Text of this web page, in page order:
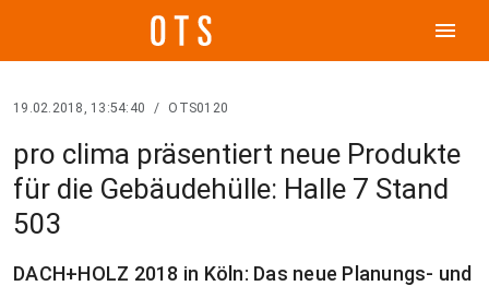
menu
19.02.2018, 13:54:40 / OTS0120
pro clima präsentiert neue Produkte
für die Gebäudehülle: Halle 7 Stand
503
DACH+HOLZ 2018 in Köln: Das neue Planungs- und